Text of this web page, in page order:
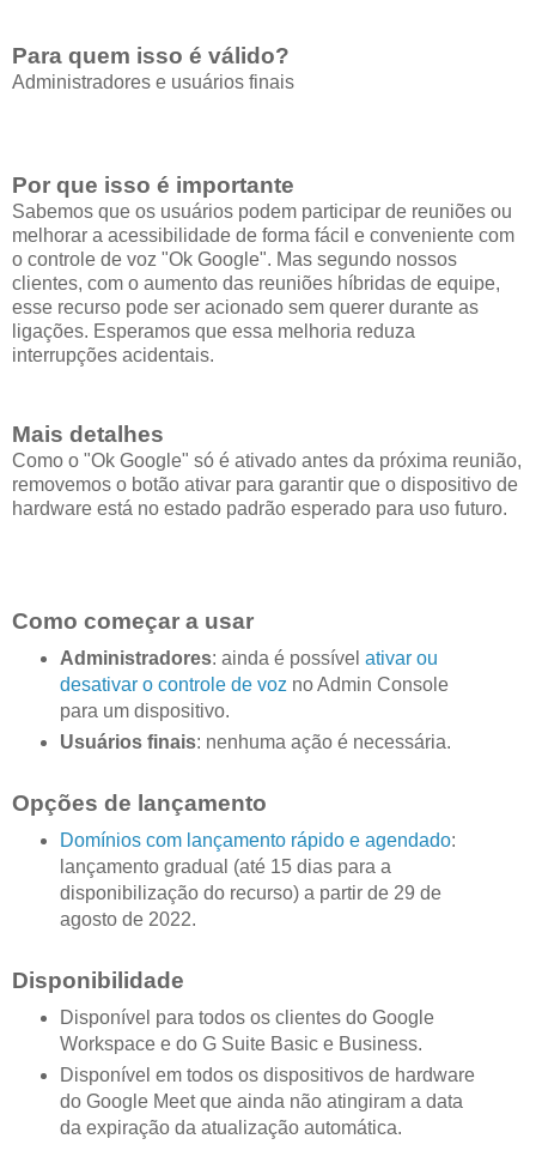
Para quem isso é válido?
Administradores e usuários finais
Por que isso é importante
Sabemos que os usuários podem participar de reuniões ou
melhorar a acessibilidade de forma fácil e conveniente com
o controle de voz "Ok Google". Mas segundo nossos
clientes, com o aumento das reuniões híbridas de equipe,
esse recurso pode ser acionado sem querer durante as
ligações. Esperamos que essa melhoria reduza
interrupções acidentais.
Mais detalhes
Como o "Ok Google" só é ativado antes da próxima reunião,
removemos o botão ativar para garantir que o dispositivo de
hardware está no estado padrão esperado para uso futuro.
Como começar a usar
Administradores: ainda é possível ativar ou
desativar o controle de voz no Admin Console
para um dispositivo.
Usuários finais: nenhuma ação é necessária.
Opções de lançamento
Domínios com lançamento rápido e agendado:
lançamento gradual (até 15 dias para a
disponibilização do recurso) a partir de 29 de
agosto de 2022.
Disponibilidade
Disponível para todos os clientes do Google
Workspace e do G Suite Basic e Business.
Disponível em todos os dispositivos de hardware
do Google Meet que ainda não atingiram a data
da expiração da atualização automática.